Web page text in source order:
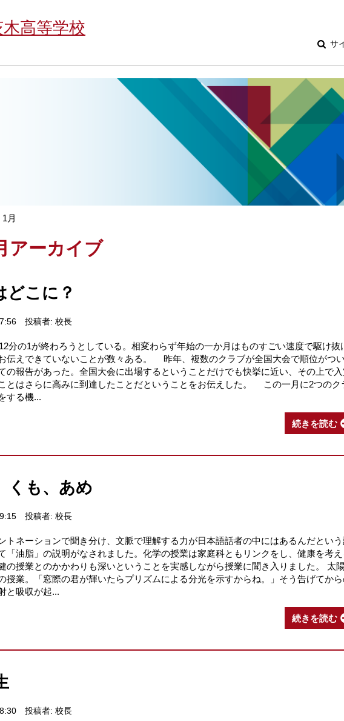
高等学校
サ
1月
アーカイブ
どこに？
投稿者: 校長
分の1が終わろうとしている。相変わらず年始の一か月はものすごい速度で駆け抜
伝えできていないことが数々ある。 昨年、複数のクラブが全国大会で順位がつ
の報告があった。全国大会に出場するということだけでも快挙に近い、その上で
とはさらに高みに到達したことだということをお伝えした。 この一月に2つのク
する機...
続きを読む
くも、あめ
投稿者: 校長
トネーションで聞き分け、文脈で理解する力が日本語話者の中にはあるんだとい
「油脂」の説明がなされました。化学の授業は家庭科ともリンクをし、健康を考え
の授業とのかかわりも深いということを実感しながら授業に聞き入りました。 太
授業。「窓際の君が輝いたらプリズムによる分光を示すからね。」そう告げてか
と吸収が起...
続きを読む
投稿者: 校長